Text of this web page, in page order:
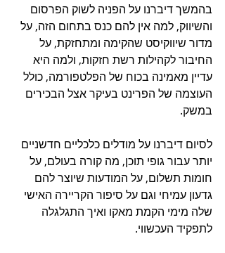
בהמשך דיברנו על הפניה לשוק הפרסום
והשיווק, למה אין להם כנס בתחום הזה, על
מדור שיווקיסט שהקימה ומתחזקת, על
החיבור לקהילות רשת חזקות, ולמה היא
עדיין מאמינה בכוח של הפלטפורמה, כולל
העוצמה של הפרינט בעיקר אצל הבכירים
במשק.
לסיום דיברנו על מודלים כלכליים חדשניים
יותר עבור גופי תוכן, מה קורה בעולם, על
חומות תשלום, על המודעות שיוצר להם
גדעון עמיחי וגם על סיפור הקריירה האישי
שלה מימי הקמת מאקו ואיך התגלגלה
לתפקיד העכשווי.